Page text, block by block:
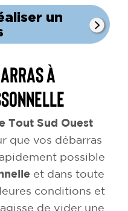
un
à
Tout Sud Ouest
que vos débarras
possible
et dans toute
conditions et
de vider une